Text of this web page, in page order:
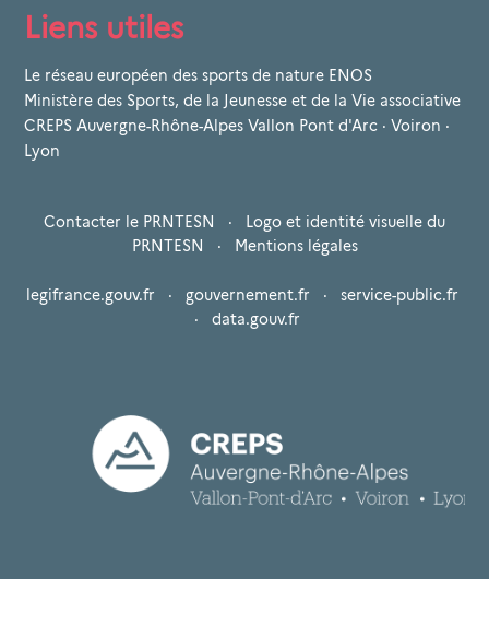
Liens utiles
Le réseau européen des sports de nature ENOS
Ministère des Sports, de la Jeunesse et de la Vie associative
CREPS Auvergne-Rhône-Alpes Vallon Pont d'Arc · Voiron ·
Lyon
Contacter le PRNTESN · Logo et identité visuelle du
PRNTESN · Mentions légales
legifrance.gouv.fr · gouvernement.fr · service-public.fr
· data.gouv.fr